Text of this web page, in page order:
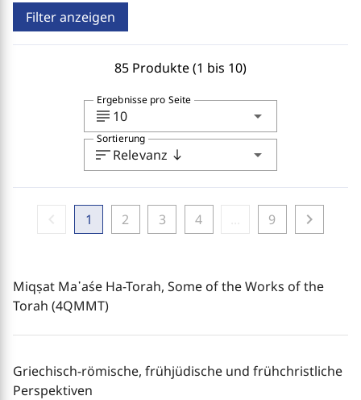
Filter anzeigen
85 Produkte (1 bis 10)
subject 10 arrow_drop_down
Ergebnisse pro Seite
sortRelevanz south arrow_drop_down
Sortierung
1 2 3 4 9 chevron_right
Miqṣat Ma῾aśe Ha-Torah, Some of the Works of the
Torah (4QMMT)
Griechisch-römische, frühjüdische und frühchristliche
Perspektiven